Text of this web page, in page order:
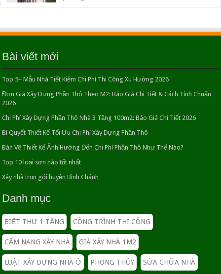
Tận hưởng không gian sống thú vị với ngôi nhà đẹp
Một số mẫu thiết kế nhà đẹp hiện đại nhất
12/08/2016
MINH
CẢI TẠO NHÀ ỐNG 1 TẦNG THÀNH NHÀ ỐNG 2
TẦNG 90 M2
18/04/2020
CHIỀU CAO TRẦN NHÀ BAO NHIÊU LÀ HỢP LÝ
Bài viết mới
Top 5+ Mẫu Nhà Tiết Kiệm Chi Phí Thi Công Xu Hướng 2026
Đơn Giá Xây Dựng Phần Thô Theo M2: Báo Giá Chi Tiết & Cách Tính Chuẩn
2026
Chi Phí Xây Dựng Phần Thô Nhà 3 Tầng 100m2: Báo Giá Chi Tiết 2026
Bí Quyết Thiết Kế Tối Ưu Chi Phí Xây Dựng Phần Thô
Bản Vẽ Thiết Kế Ảnh Hưởng Đến Chi Phí Phần Thô Như Thế Nào?
Top 10 loại sơn nào tốt nhất
Xây nhà trọn gói huyện Bình Chánh
Danh mục
BIỆT THỰ 1 TẦNG CÔNG TRÌNH THI CÔNG
CẨM NANG XÂY NHÀ GIÁ XÂY NHÀ 1M2
LUẬT XÂY DỰNG NHÀ Ở PHONG THỦY SỬA CHỮA NHÀ